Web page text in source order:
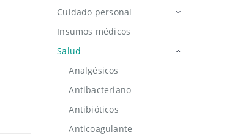
Cuidado personal
Insumos médicos
Salud
Analgésicos
Antibacteriano
Antibióticos
Anticoagulante